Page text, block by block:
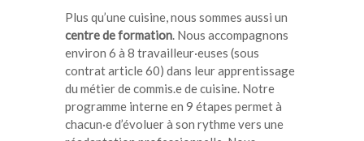
Plus qu’une cuisine, nous sommes aussi un
centre de formation. Nous accompagnons
environ 6 à 8 travailleur·euses (sous
contrat article 60) dans leur apprentissage
du métier de commis.e de cuisine. Notre
programme interne en 9 étapes permet à
chacun·e d’évoluer à son rythme vers une